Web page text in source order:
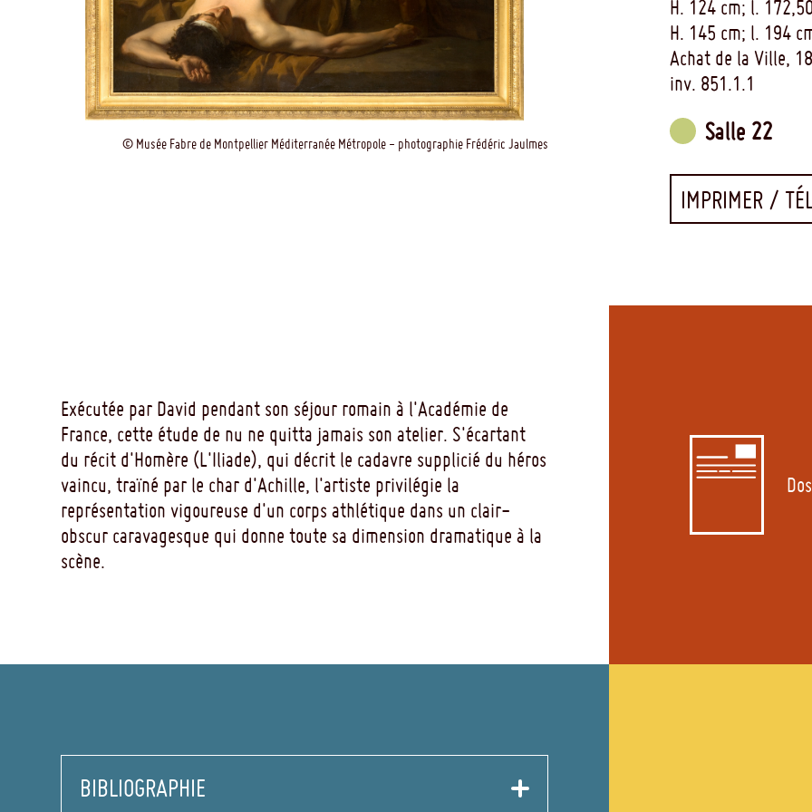
© Musée Fabre de Montpellier Méditerranée Métropole - photographie Frédéric Jaulmes
H. 124 cm; l.
H. 145 cm; l. 194
Achat de la Ville,
inv. 851.1.1
Salle 22
IMPRIMER /
Exécutée par David pendant son séjour romain à l'Académie de
France, cette étude de nu ne quitta jamais son atelier. S'écartant
du récit d'Homère (L'Iliade), qui décrit le cadavre supplicié du héros
vaincu, traïné par le char d'Achille, l'artiste privilégie la
représentation vigoureuse d'un corps athlétique dans un clair-
obscur caravagesque qui donne toute sa dimension dramatique à la
scène.
BIBLIOGRAPHIE